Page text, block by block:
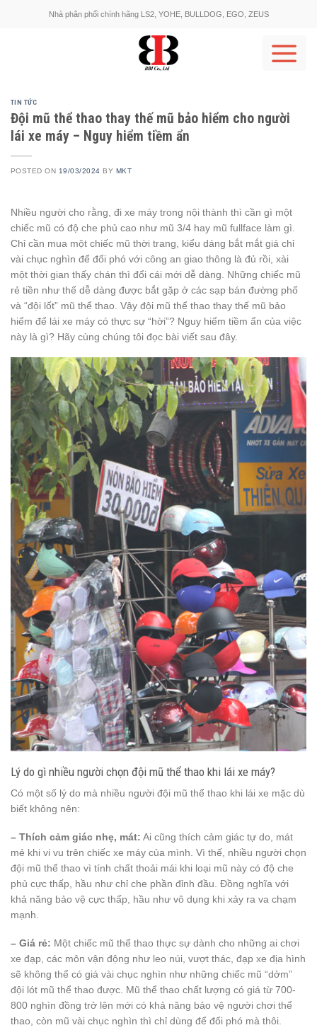
Nhà phân phối chính hãng LS2, YOHE, BULLDOG, EGO, ZEUS
TIN TỨC
Đội mũ thể thao thay thế mũ bảo hiểm cho người
lái xe máy – Nguy hiểm tiềm ẩn
POSTED ON 19/03/2024 BY MKT
Nhiều người cho rằng, đi xe máy trong nội thành thì cần gì một
chiếc mũ có độ che phủ cao như mũ 3/4 hay mũ fullface làm gì.
Chỉ cần mua một chiếc mũ thời trang, kiểu dáng bắt mắt giá chỉ
vài chục nghìn để đối phó với công an giao thông là đủ rồi, xài
một thời gian thấy chán thì đổi cái mới dễ dàng. Những chiếc mũ
rẻ tiền như thế dễ dàng được bắt gặp ở các sạp bán đường phố
và “đội lốt” mũ thể thao. Vậy đội mũ thể thao thay thế mũ bảo
hiểm để lái xe máy có thực sự “hời”? Nguy hiểm tiềm ẩn của việc
này là gì? Hãy cùng chúng tôi đọc bài viết sau đây.
Lý do gì nhiều người chọn đội mũ thể thao khi lái xe máy?
Có một số lý do mà nhiều người đội mũ thể thao khi lái xe mặc dù
biết không nên:
– Thích cảm giác nhẹ, mát: Ai cũng thích cảm giác tự do, mát
mẻ khi vi vu trên chiếc xe máy của mình. Vì thế, nhiều người chọn
đội mũ thể thao vì tính chất thoải mái khi loại mũ này có độ che
phủ cực thấp, hầu như chỉ che phần đỉnh đầu. Đồng nghĩa với
khả năng bảo vệ cực thấp, hầu như vô dụng khi xảy ra va chạm
mạnh.
– Giá rẻ: Một chiếc mũ thể thao thực sự dành cho những ai chơi
xe đạp, các môn vận động như leo núi, vượt thác, đạp xe địa hình
sẽ không thể có giá vài chục nghìn như những chiếc mũ “dởm”
đội lót mũ thể thao được. Mũ thể thao chất lượng có giá từ 700-
800 nghìn đồng trở lên mới có khả năng bảo vệ người chơi thể
thao, còn mũ vài chục nghìn thì chỉ dùng để đối phó mà thôi.